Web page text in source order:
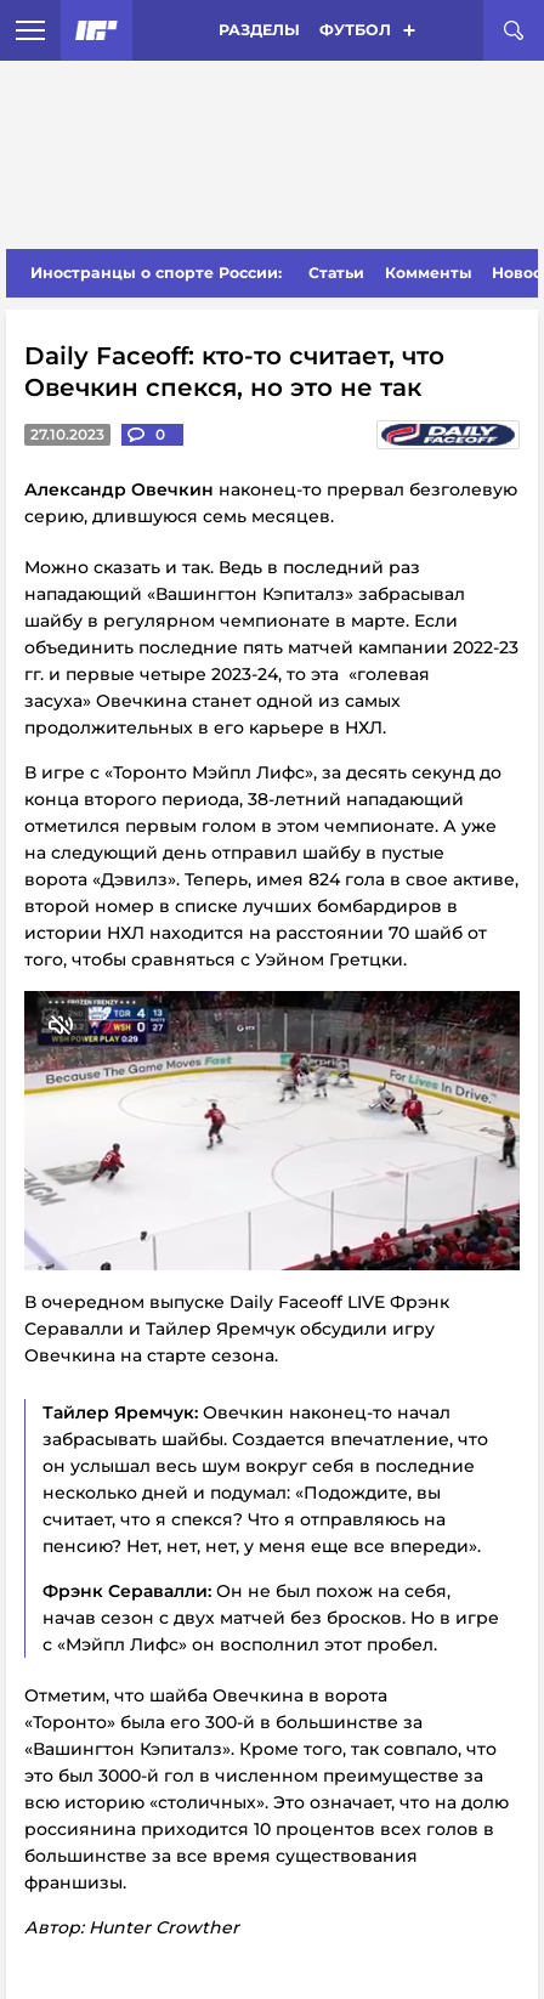
РАЗДЕЛЫ ФУТБОЛ
Иностранцы о спорте России: Статьи Комменты
Daily Faceoff: кто-то считает, что
Овечкин спекся, но это не так
27.10.2023 0
Александр Овечкин наконец-то прервал безголевую
серию, длившуюся семь месяцев.
Можно сказать и так. Ведь в последний раз
нападающий «Вашингтон Кэпиталз» забрасывал
шайбу в регулярном чемпионате в марте. Если
объединить последние пять матчей кампании 2022-23
гг. и первые четыре 2023-24, то эта «голевая
засуха» Овечкина станет одной из самых
продолжительных в его карьере в НХЛ.
В игре с «Торонто Мэйпл Лифс», за десять секунд до
конца второго периода, 38-летний нападающий
отметился первым голом в этом чемпионате. А уже
на следующий день отправил шайбу в пустые
ворота «Дэвилз». Теперь, имея 824 гола в свое активе,
второй номер в списке лучших бомбардиров в
истории НХЛ находится на расстоянии 70 шайб от
того, чтобы сравняться с Уэйном Гретцки.
В очередном выпуске Daily Faceoff LIVE Фрэнк
Серавалли и Тайлер Яремчук обсудили игру
Овечкина на старте сезона.
Тайлер Яремчук: Овечкин наконец-то начал
забрасывать шайбы. Создается впечатление, что
он услышал весь шум вокруг себя в последние
несколько дней и подумал: «Подождите, вы
считает, что я спекся? Что я отправляюсь на
пенсию? Нет, нет, нет, у меня еще все впереди».
Фрэнк Серавалли: Он не был похож на себя,
начав сезон с двух матчей без бросков. Но в игре
с «Мэйпл Лифс» он восполнил этот пробел.
Отметим, что шайба Овечкина в ворота
«Торонто» была его 300-й в большинстве за
«Вашингтон Кэпиталз». Кроме того, так совпало, что
это был 3000-й гол в численном преимуществе за
всю историю «столичных». Это означает, что на долю
россиянина приходится 10 процентов всех голов в
большинстве за все время существования
франшизы.
Автор: Hunter Crowther